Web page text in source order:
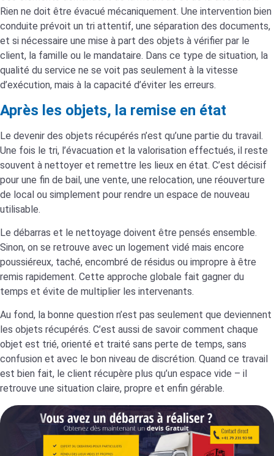
Rien ne doit être évacué mécaniquement. Une intervention bien
conduite prévoit un tri attentif, une séparation des documents,
et si nécessaire une mise à part des objets à vérifier par le
client, la famille ou le mandataire. Dans ce type de situation, la
qualité du service ne se voit pas seulement à la vitesse
d’exécution, mais à la capacité d’éviter les erreurs.
Après les objets, la remise en état
Le devenir des objets récupérés n’est qu’une partie du travail.
Une fois le tri, l’évacuation et la valorisation effectués, il reste
souvent à nettoyer et remettre les lieux en état. C’est décisif
pour une fin de bail, une vente, une relocation, une réouverture
de local ou simplement pour rendre un espace de nouveau
utilisable.
Le débarras et le nettoyage doivent être pensés ensemble.
Sinon, on se retrouve avec un logement vidé mais encore
poussiéreux, taché, encombré de résidus ou impropre à être
remis rapidement. Cette approche globale fait gagner du
temps et évite de multiplier les intervenants.
Au fond, la bonne question n’est pas seulement que deviennent
les objets récupérés. C’est aussi de savoir comment chaque
objet est trié, orienté et traité sans perte de temps, sans
confusion et avec le bon niveau de discrétion. Quand ce travail
est bien fait, le client récupère plus qu’un espace vide – il
retrouve une situation claire, propre et enfin gérable.